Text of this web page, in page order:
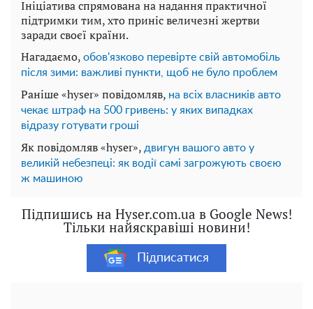
Ініціатива спрямована на надання практичної
підтримки тим, хто приніс величезні жертви
заради своєї країни.
Нагадаємо, обов'язково перевірте свій автомобіль
після зими: важливі пункти, щоб не було проблем
Раніше «hyser» повідомляв, на всіх власників авто
чекає штраф на 500 гривень: у яких випадках
відразу готувати гроші
Як повідомляв «hyser», двигун вашого авто у
великій небезпеці: як водії самі загрожують своєю
ж машиною
Підпишись на Hyser.com.ua в Google News!
Тільки найяскравіші новини!
Підписатися